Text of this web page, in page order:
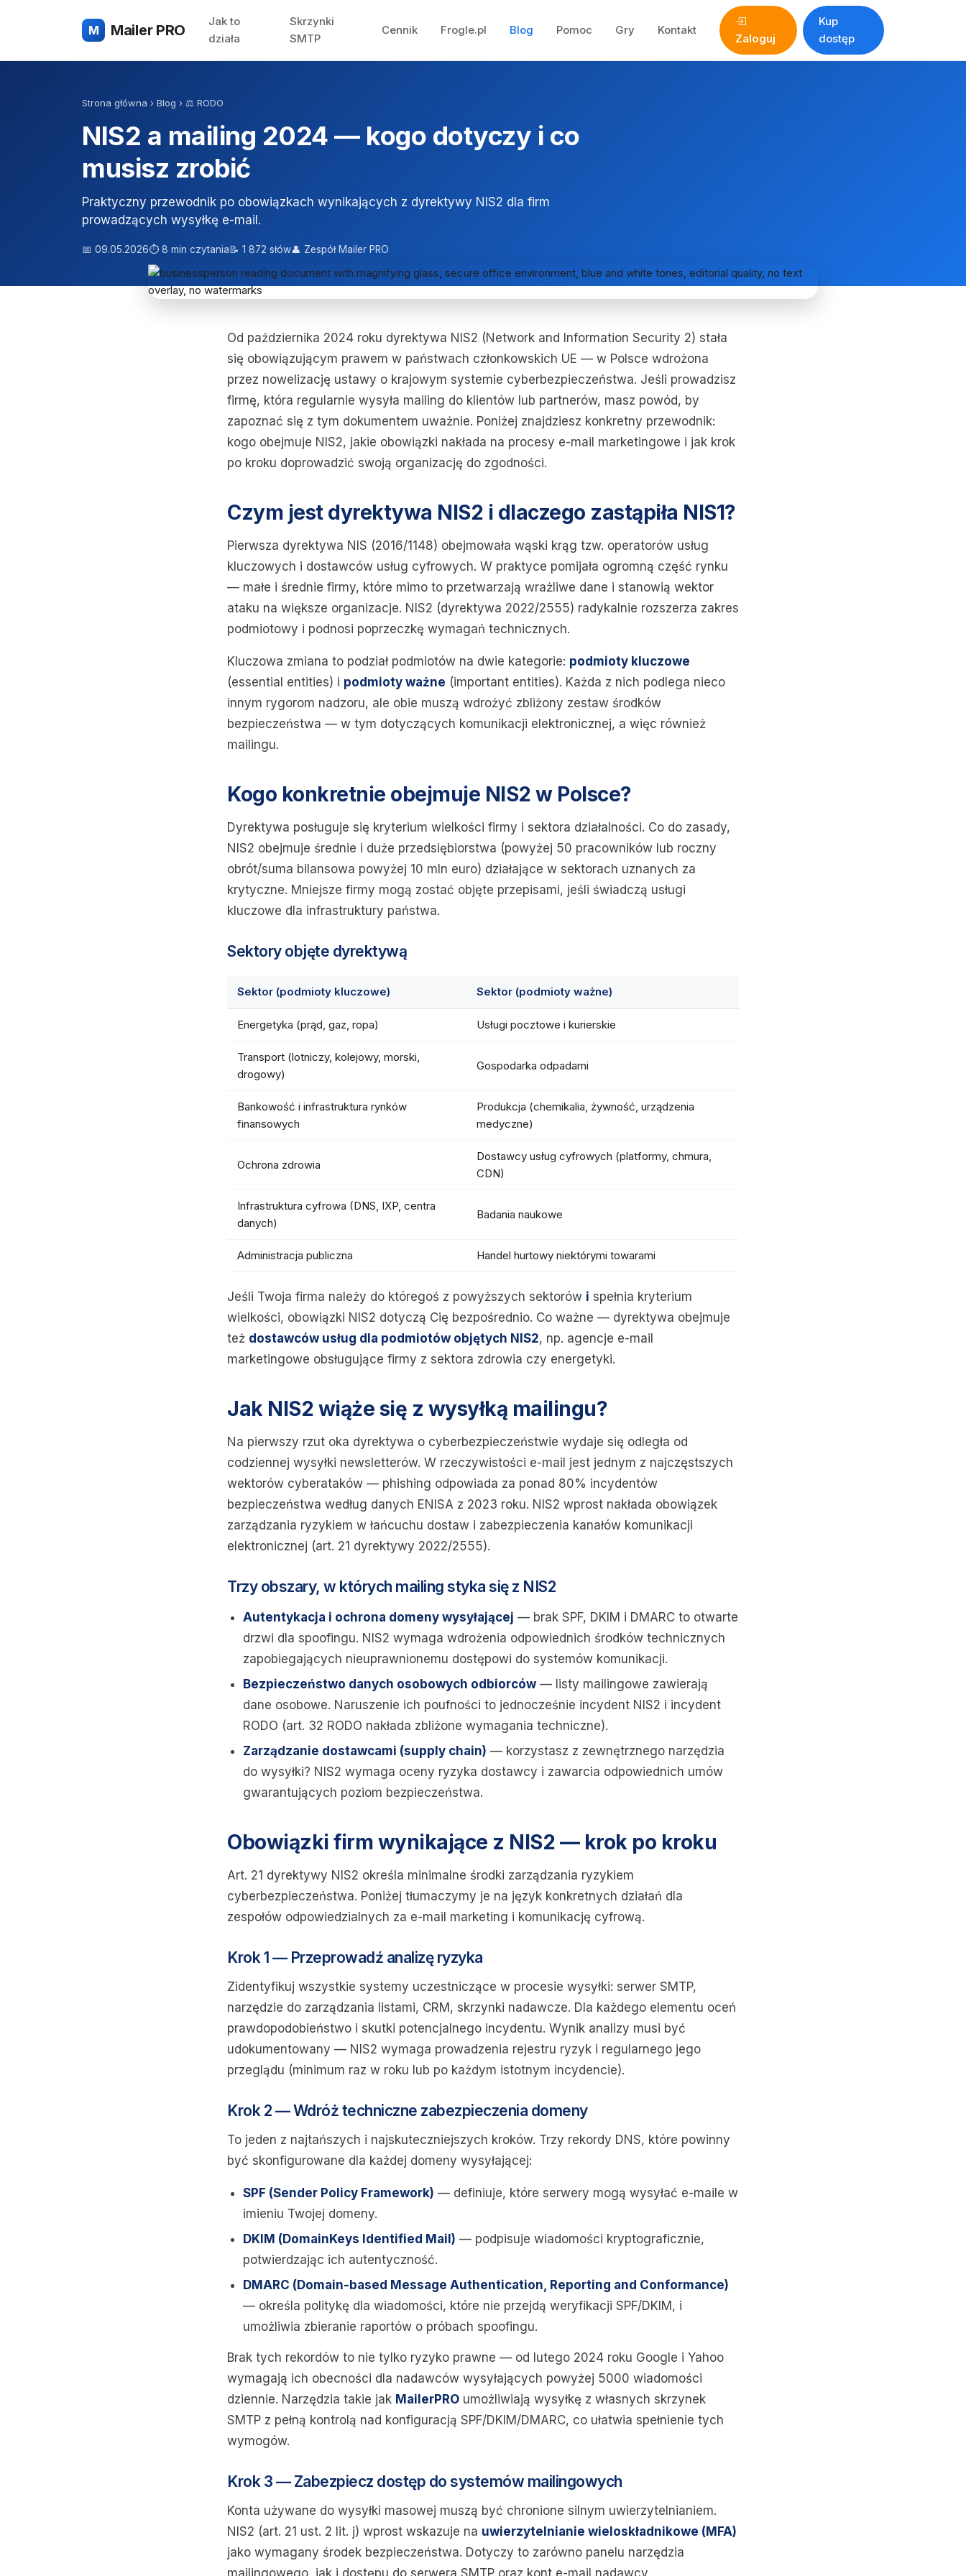
M Mailer PRO
Jak to
działa
Skrzynki
SMTP
Cennik Frogle.pl Blog Pomoc Gry Kontakt
Zaloguj
Kup
dostęp
Strona główna › Blog › ⚖️ RODO
NIS2 a mailing 2024 — kogo dotyczy i co
musisz zrobić
Praktyczny przewodnik po obowiązkach wynikających z dyrektywy NIS2 dla firm
prowadzących wysyłkę e-mail.
📅 09.05.2026⏱ 8 min czytania📝 1 872 słów👤 Zespół Mailer PRO
Od października 2024 roku dyrektywa NIS2 (Network and Information Security 2) stała
się obowiązującym prawem w państwach członkowskich UE — w Polsce wdrożona
przez nowelizację ustawy o krajowym systemie cyberbezpieczeństwa. Jeśli prowadzisz
firmę, która regularnie wysyła mailing do klientów lub partnerów, masz powód, by
zapoznać się z tym dokumentem uważnie. Poniżej znajdziesz konkretny przewodnik:
kogo obejmuje NIS2, jakie obowiązki nakłada na procesy e-mail marketingowe i jak krok
po kroku doprowadzić swoją organizację do zgodności.
Czym jest dyrektywa NIS2 i dlaczego zastąpiła NIS1?
Pierwsza dyrektywa NIS (2016/1148) obejmowała wąski krąg tzw. operatorów usług
kluczowych i dostawców usług cyfrowych. W praktyce pomijała ogromną część rynku
— małe i średnie firmy, które mimo to przetwarzają wrażliwe dane i stanowią wektor
ataku na większe organizacje. NIS2 (dyrektywa 2022/2555) radykalnie rozszerza zakres
podmiotowy i podnosi poprzeczkę wymagań technicznych.
Kluczowa zmiana to podział podmiotów na dwie kategorie: podmioty kluczowe
(essential entities) i podmioty ważne (important entities). Każda z nich podlega nieco
innym rygorom nadzoru, ale obie muszą wdrożyć zbliżony zestaw środków
bezpieczeństwa — w tym dotyczących komunikacji elektronicznej, a więc również
mailingu.
Kogo konkretnie obejmuje NIS2 w Polsce?
Dyrektywa posługuje się kryterium wielkości firmy i sektora działalności. Co do zasady,
NIS2 obejmuje średnie i duże przedsiębiorstwa (powyżej 50 pracowników lub roczny
obrót/suma bilansowa powyżej 10 mln euro) działające w sektorach uznanych za
krytyczne. Mniejsze firmy mogą zostać objęte przepisami, jeśli świadczą usługi
kluczowe dla infrastruktury państwa.
Sektory objęte dyrektywą
Sektor (podmioty kluczowe) Sektor (podmioty ważne)
Energetyka (prąd, gaz, ropa) Usługi pocztowe i kurierskie
Transport (lotniczy, kolejowy, morski,
drogowy)
Gospodarka odpadami
Bankowość i infrastruktura rynków
finansowych
Produkcja (chemikalia, żywność, urządzenia
medyczne)
Ochrona zdrowia
Dostawcy usług cyfrowych (platformy, chmura,
CDN)
Infrastruktura cyfrowa (DNS, IXP, centra
danych)
Badania naukowe
Administracja publiczna Handel hurtowy niektórymi towarami
Jeśli Twoja firma należy do któregoś z powyższych sektorów i spełnia kryterium
wielkości, obowiązki NIS2 dotyczą Cię bezpośrednio. Co ważne — dyrektywa obejmuje
też dostawców usług dla podmiotów objętych NIS2, np. agencje e-mail
marketingowe obsługujące firmy z sektora zdrowia czy energetyki.
Jak NIS2 wiąże się z wysyłką mailingu?
Na pierwszy rzut oka dyrektywa o cyberbezpieczeństwie wydaje się odległa od
codziennej wysyłki newsletterów. W rzeczywistości e-mail jest jednym z najczęstszych
wektorów cyberataków — phishing odpowiada za ponad 80% incydentów
bezpieczeństwa według danych ENISA z 2023 roku. NIS2 wprost nakłada obowiązek
zarządzania ryzykiem w łańcuchu dostaw i zabezpieczenia kanałów komunikacji
elektronicznej (art. 21 dyrektywy 2022/2555).
Trzy obszary, w których mailing styka się z NIS2
Autentykacja i ochrona domeny wysyłającej — brak SPF, DKIM i DMARC to otwarte
drzwi dla spoofingu. NIS2 wymaga wdrożenia odpowiednich środków technicznych
zapobiegających nieuprawnionemu dostępowi do systemów komunikacji.
Bezpieczeństwo danych osobowych odbiorców — listy mailingowe zawierają
dane osobowe. Naruszenie ich poufności to jednocześnie incydent NIS2 i incydent
RODO (art. 32 RODO nakłada zbliżone wymagania techniczne).
Zarządzanie dostawcami (supply chain) — korzystasz z zewnętrznego narzędzia
do wysyłki? NIS2 wymaga oceny ryzyka dostawcy i zawarcia odpowiednich umów
gwarantujących poziom bezpieczeństwa.
Obowiązki firm wynikające z NIS2 — krok po kroku
Art. 21 dyrektywy NIS2 określa minimalne środki zarządzania ryzykiem
cyberbezpieczeństwa. Poniżej tłumaczymy je na język konkretnych działań dla
zespołów odpowiedzialnych za e-mail marketing i komunikację cyfrową.
Krok 1 — Przeprowadź analizę ryzyka
Zidentyfikuj wszystkie systemy uczestniczące w procesie wysyłki: serwer SMTP,
narzędzie do zarządzania listami, CRM, skrzynki nadawcze. Dla każdego elementu oceń
prawdopodobieństwo i skutki potencjalnego incydentu. Wynik analizy musi być
udokumentowany — NIS2 wymaga prowadzenia rejestru ryzyk i regularnego jego
przeglądu (minimum raz w roku lub po każdym istotnym incydencie).
Krok 2 — Wdróż techniczne zabezpieczenia domeny
To jeden z najtańszych i najskuteczniejszych kroków. Trzy rekordy DNS, które powinny
być skonfigurowane dla każdej domeny wysyłającej:
SPF (Sender Policy Framework) — definiuje, które serwery mogą wysyłać e-maile w
imieniu Twojej domeny.
DKIM (DomainKeys Identified Mail) — podpisuje wiadomości kryptograficznie,
potwierdzając ich autentyczność.
DMARC (Domain-based Message Authentication, Reporting and Conformance)
— określa politykę dla wiadomości, które nie przejdą weryfikacji SPF/DKIM, i
umożliwia zbieranie raportów o próbach spoofingu.
Brak tych rekordów to nie tylko ryzyko prawne — od lutego 2024 roku Google i Yahoo
wymagają ich obecności dla nadawców wysyłających powyżej 5000 wiadomości
dziennie. Narzędzia takie jak MailerPRO umożliwiają wysyłkę z własnych skrzynek
SMTP z pełną kontrolą nad konfiguracją SPF/DKIM/DMARC, co ułatwia spełnienie tych
wymogów.
Krok 3 — Zabezpiecz dostęp do systemów mailingowych
Konta używane do wysyłki masowej muszą być chronione silnym uwierzytelnianiem.
NIS2 (art. 21 ust. 2 lit. j) wprost wskazuje na uwierzytelnianie wieloskładnikowe (MFA)
jako wymagany środek bezpieczeństwa. Dotyczy to zarówno panelu narzędzia
mailingowego, jak i dostępu do serwera SMTP oraz kont e-mail nadawcy.